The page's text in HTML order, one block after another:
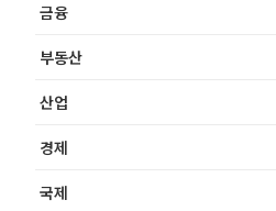
금융
부동산
산업
경제
국제